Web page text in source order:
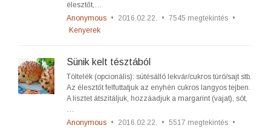
élesztőt,…
Anonymous • 2016.02.22. • 7545 megtekintés •
Kenyerek
Sünik kelt tésztából
Töltelék (opcionális): sütésálló lekvár/cukros túró/sajt stb.
Az élesztőt felfuttatjuk az enyhén cukros langyos tejben.
A lisztet átszitáljuk, hozzáadjuk a margarint (vajat), sót,
…
Anonymous • 2016.02.22. • 5517 megtekintés •